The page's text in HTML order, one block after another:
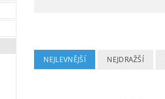
NEJLEVNĚJŠÍ NEJDRAŽŠÍ